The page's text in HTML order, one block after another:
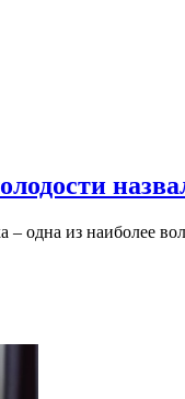
– одна из наиболее